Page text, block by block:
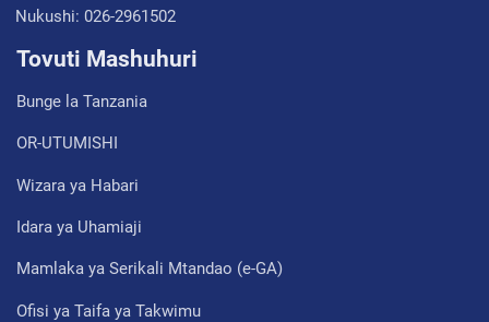
Nukushi: 026-2961502
Tovuti Mashuhuri
Bunge la Tanzania
OR-UTUMISHI
Wizara ya Habari
Idara ya Uhamiaji
Mamlaka ya Serikali Mtandao (e-GA)
Ofisi ya Taifa ya Takwimu